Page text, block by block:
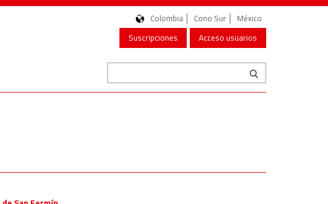
Colombia Cono Sur
México
Suscripciones
Acceso usuarios